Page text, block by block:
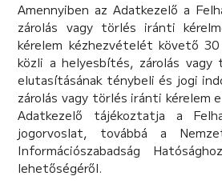
Amennyiben az Adatkezelő a
zárolás vagy törlés iránti
kérelem kézhezvételét követő
közli a helyesbítés, zárolás vagy
elutasításának ténybeli és jogi
zárolás vagy törlés iránti kérelem
Adatkezelő tájékoztatja a
jogorvoslat, továbbá a
Információszabadság
lehetőségéről.